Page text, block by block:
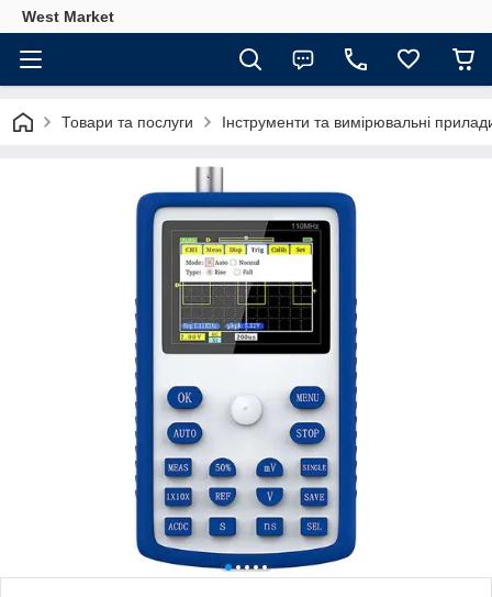
West Market
Товари та послуги Інструменти та вимірювальні